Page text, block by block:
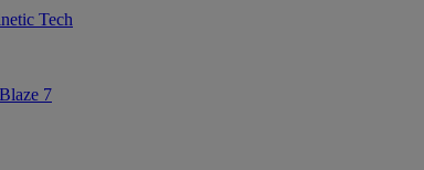
Tech
7